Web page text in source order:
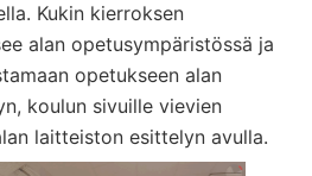
Kukin kierroksen
alan opetusympäristössä ja
opetukseen alan
koulun sivuille vievien
laitteiston esittelyn avulla.